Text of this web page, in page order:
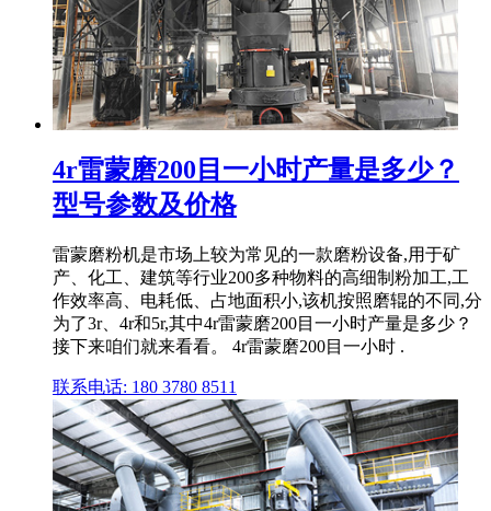
4r雷蒙磨200目一小时产量是多少？
型号参数及价格
雷蒙磨粉机是市场上较为常见的一款磨粉设备,用于矿
产、化工、建筑等行业200多种物料的高细制粉加工,工
作效率高、电耗低、占地面积小,该机按照磨辊的不同,分
为了3r、4r和5r,其中4r雷蒙磨200目一小时产量是多少？
接下来咱们就来看看。 4r雷蒙磨200目一小时 .
联系电话: 180 3780 8511